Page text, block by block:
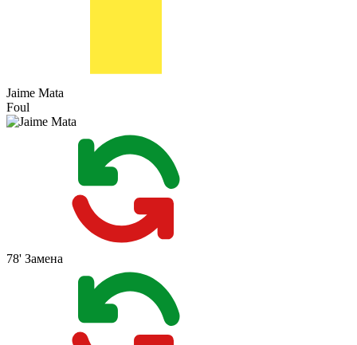
Jaime Mata
Foul
78' Замена